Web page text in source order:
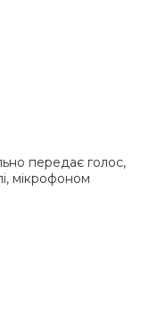
передає голос,
мікрофоном